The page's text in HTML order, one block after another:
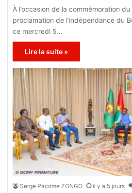
À l’occasion de la commémoration
proclamation de l’indépendance du
ce mercredi 5…
Lire la suite »
Serge Pacome ZONGO il y a 5 jours